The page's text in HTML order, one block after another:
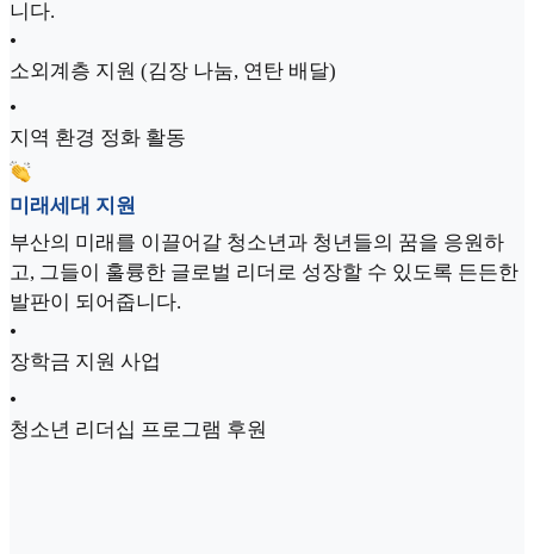
니다.
•
소외계층 지원 (김장 나눔, 연탄 배달)
•
지역 환경 정화 활동
미래세대 지원
부산의 미래를 이끌어갈 청소년과 청년들의 꿈을 응원하
고, 그들이 훌륭한 글로벌 리더로 성장할 수 있도록 든든한
발판이 되어줍니다.
•
장학금 지원 사업
•
청소년 리더십 프로그램 후원